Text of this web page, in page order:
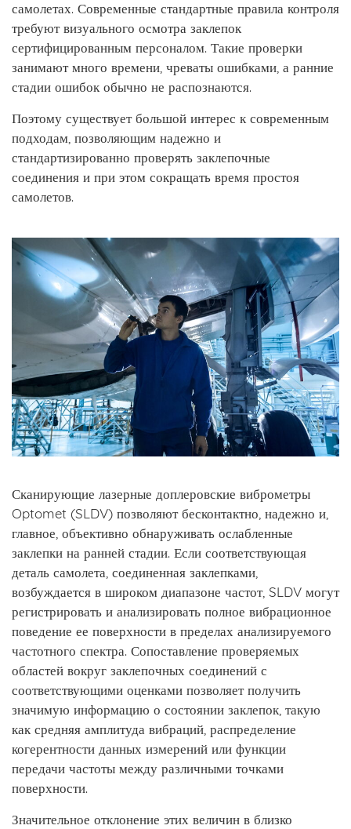
самолетах. Современные стандартные правила контроля
требуют визуального осмотра заклепок
сертифицированным персоналом. Такие проверки
занимают много времени, чреваты ошибками, а ранние
стадии ошибок обычно не распознаются.
Поэтому существует большой интерес к современным
подходам, позволяющим надежно и
стандартизированно проверять заклепочные
соединения и при этом сокращать время простоя
самолетов.
Сканирующие лазерные доплеровские виброметры
Optomet (SLDV) позволяют бесконтактно, надежно и,
главное, объективно обнаруживать ослабленные
заклепки на ранней стадии. Если соответствующая
деталь самолета, соединенная заклепками,
возбуждается в широком диапазоне частот, SLDV могут
регистрировать и анализировать полное вибрационное
поведение ее поверхности в пределах анализируемого
частотного спектра. Сопоставление проверяемых
областей вокруг заклепочных соединений с
соответствующими оценками позволяет получить
значимую информацию о состоянии заклепок, такую
как средняя амплитуда вибраций, распределение
когерентности данных измерений или функции
передачи частоты между различными точками
поверхности.
Значительное отклонение этих величин в близко